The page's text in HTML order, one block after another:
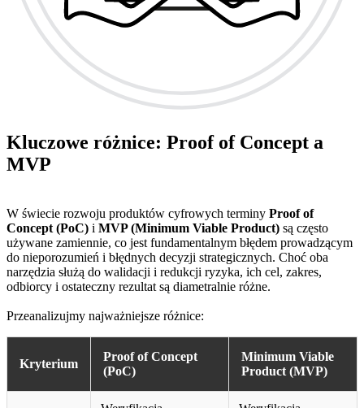
Kluczowe różnice: Proof of Concept a
MVP
W świecie rozwoju produktów cyfrowych terminy Proof of
Concept (PoC) i MVP (Minimum Viable Product) są często
używane zamiennie, co jest fundamentalnym błędem prowadzącym
do nieporozumień i błędnych decyzji strategicznych. Choć oba
narzędzia służą do walidacji i redukcji ryzyka, ich cel, zakres,
odbiorcy i ostateczny rezultat są diametralnie różne.
Przeanalizujmy najważniejsze różnice:
Kryterium
Proof of Concept
(PoC)
Minimum Viable
Product (MVP)